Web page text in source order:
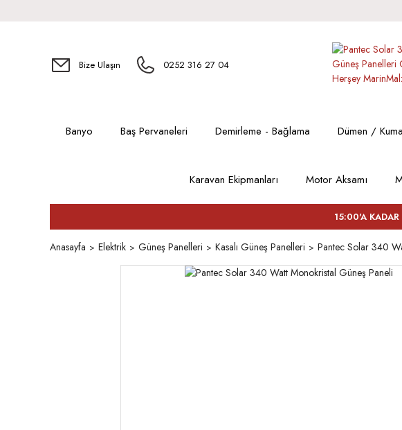
Bize Ulaşın 0252 316 27 04
Banyo Baş Pervaneleri Demirleme - Bağlama Dümen /
Karavan Ekipmanları Motor Aksamı
15:00'A
Anasayfa Elektrik Güneş Panelleri Kasalı Güneş Panelleri Pantec Solar 340